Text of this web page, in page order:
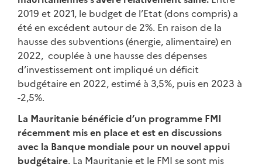
2019 et 2021, le budget de l’Etat (dons compris) a
été en excédent autour de 2%. En raison de la
hausse des subventions (énergie, alimentaire) en
2022, couplée à une hausse des dépenses
d’investissement ont impliqué un déficit
budgétaire en 2022, estimé à 3,5%, puis en 2023 à
-2,5%.
La Mauritanie bénéficie d’un programme FMI
récemment mis en place et est en discussions
avec la Banque mondiale pour un nouvel appui
budgétaire. La Mauritanie et le FMI se sont mis